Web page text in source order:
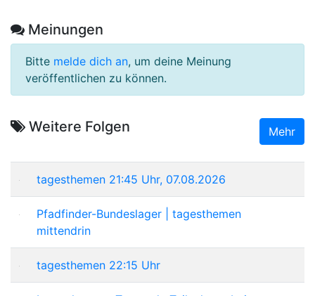
Meinungen
Bitte melde dich an, um deine Meinung
veröffentlichen zu können.
Weitere Folgen Mehr
tagesthemen 21:45 Uhr, 07.08.2026
Pfadfinder-Bundeslager | tagesthemen
mittendrin
tagesthemen 22:15 Uhr